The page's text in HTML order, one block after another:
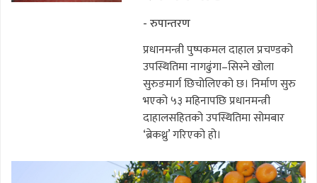
- रुपान्तरण
प्रधानमन्त्री पुष्पकमल दाहाल प्रचण्डको
उपस्थितिमा नागढुंगा–सिस्ने खोला
सुरुङमार्ग छिचोलिएको छ। निर्माण सुरु
भएको ५३ महिनापछि प्रधानमन्त्री
दाहालसहितको उपस्थितिमा सोमबार
‘ब्रेकथ्रु’ गरिएको हो।